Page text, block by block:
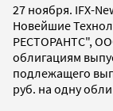
27 ноября. IFX-
Новейшие
РЕСТОРАНТС",
облигациям
подлежащего
руб. на одну